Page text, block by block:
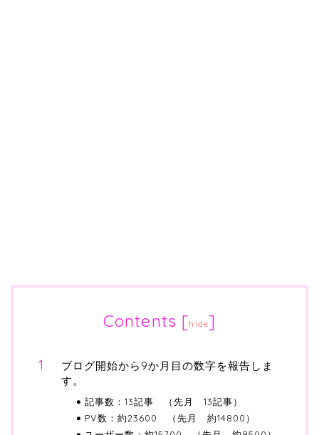
Contents [hide]
ブログ開始から9か月目の数字を報告しま
す。
記事数：13記事 （先月 13記事）
PV数：約23600 （先月 約14800）